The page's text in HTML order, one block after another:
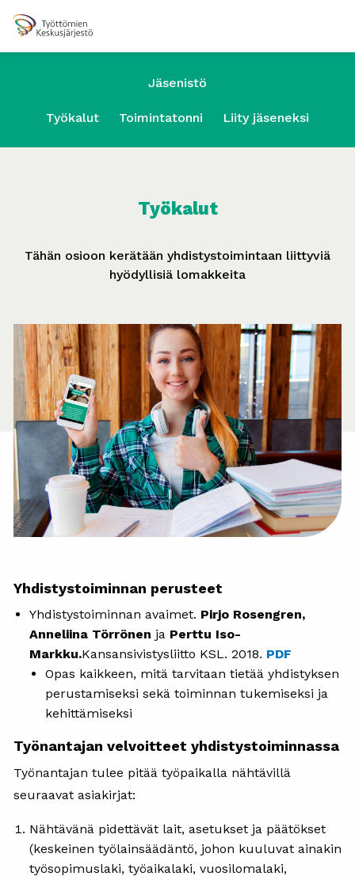
Jäsenistö
Työkalut Toimintatonni Liity jäseneksi
Työkalut
Tähän osioon kerätään yhdistystoimintaan liittyviä
hyödyllisiä lomakkeita
Yhdistystoiminnan perusteet
Yhdistystoiminnan avaimet. Pirjo Rosengren,
Anneliina Törrönen ja Perttu Iso-
Markku.Kansansivistysliitto KSL. 2018. PDF
Opas kaikkeen, mitä tarvitaan tietää yhdistyksen
perustamiseksi sekä toiminnan tukemiseksi ja
kehittämiseksi
Työnantajan velvoitteet yhdistystoiminnassa
Työnantajan tulee pitää työpaikalla nähtävillä
seuraavat asiakirjat:
Nähtävänä pidettävät lait, asetukset ja päätökset
(keskeinen työlainsäädäntö, johon kuuluvat ainakin
työsopimuslaki, työaikalaki, vuosilomalaki,